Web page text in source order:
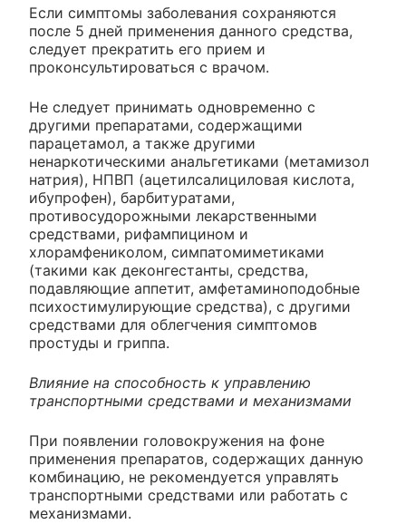
Если симптомы заболевания сохраняются
после 5 дней применения данного средства,
следует прекратить его прием и
проконсультироваться с врачом.
Не следует принимать одновременно с
другими препаратами, содержащими
парацетамол, а также другими
ненаркотическими анальгетиками (метамизол
натрия), НПВП (ацетилсалициловая кислота,
ибупрофен), барбитуратами,
противосудорожными лекарственными
средствами, рифампицином и
хлорамфениколом, симпатомиметиками
(такими как деконгестанты, средства,
подавляющие аппетит, амфетаминоподобные
психостимулирующие средства), с другими
средствами для облегчения симптомов
простуды и гриппа.
Влияние на способность к управлению
транспортными средствами и механизмами
При появлении головокружения на фоне
применения препаратов, содержащих данную
комбинацию, не рекомендуется управлять
транспортными средствами или работать с
механизмами.